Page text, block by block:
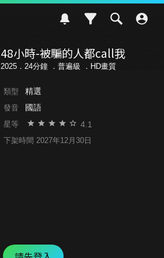
48小時-被騙的人都call我
2025．24分鐘 ． 普遍級 ．HD畫質
類型 精選
發音 國語
星等 4.1
下架時間 2027年12月30日